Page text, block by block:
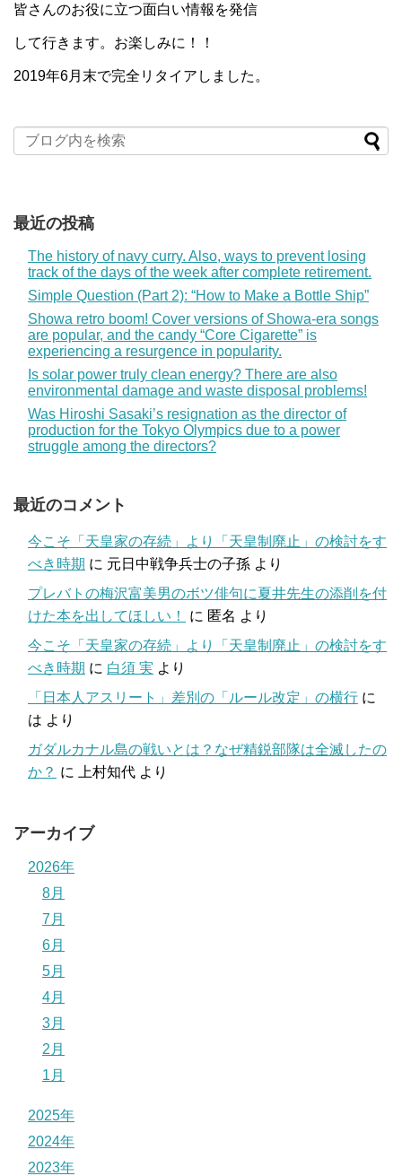
皆さんのお役に立つ面白い情報を発信
して行きます。お楽しみに！！
2019年6月末で完全リタイアしました。
最近の投稿
The history of navy curry. Also, ways to prevent losing
track of the days of the week after complete retirement.
Simple Question (Part 2): “How to Make a Bottle Ship”
Showa retro boom! Cover versions of Showa-era songs
are popular, and the candy “Core Cigarette” is
experiencing a resurgence in popularity.
Is solar power truly clean energy? There are also
environmental damage and waste disposal problems!
Was Hiroshi Sasaki’s resignation as the director of
production for the Tokyo Olympics due to a power
struggle among the directors?
最近のコメント
今こそ「天皇家の存続」より「天皇制廃止」の検討をす
べき時期 に 元日中戦争兵士の子孫 より
プレバトの梅沢富美男のボツ俳句に夏井先生の添削を付
けた本を出してほしい！
に 匿名 より
今こそ「天皇家の存続」より「天皇制廃止」の検討をす
べき時期 に 白須 実 より
「日本人アスリート」差別の「ルール改定」の横行 に
は より
ガダルカナル島の戦いとは？なぜ精鋭部隊は全滅したの
か？ に 上村知代 より
アーカイブ
2026年
8月
7月
6月
5月
4月
3月
2月
1月
2025年
2024年
2023年